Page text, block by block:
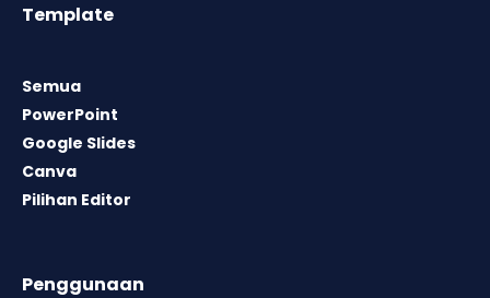
Template
Semua
PowerPoint
Google Slides
Canva
Pilihan Editor
Penggunaan